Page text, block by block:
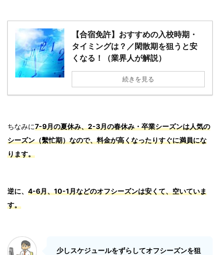
【合宿免許】おすすめの入校時期・
タイミングは？／閑散期を狙うと安
くなる！（業界人が解説）
続きを見る
ちなみに7-9月の夏休み、2-3月の春休み・卒業シーズンは人気の
シーズン（繫忙期）なので、料金が高くなったりすぐに満員にな
ります。
逆に、 4-6月、10-1月などのオフシーズンは安くて、空いていま
す。
少しスケジュールをずらしてオフシーズンを狙